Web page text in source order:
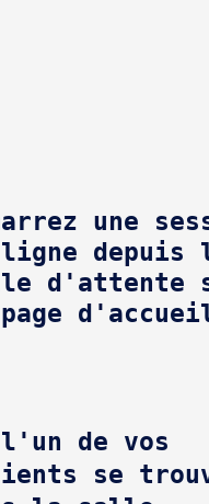
une
depuis
d'attente
de vos
se